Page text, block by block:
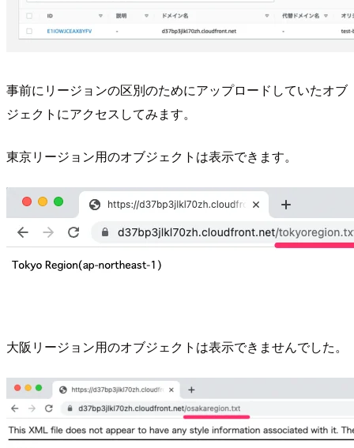
事前にリージョンの区別のためにアップロードしていたオブ
ジェクトにアクセスしてみます。
東京リージョン用のオブジェクトは表示できます。
大阪リージョン用のオブジェクトは表示できませんでした。